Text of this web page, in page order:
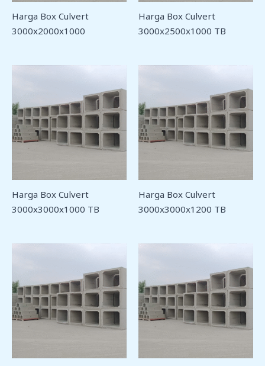
Harga Box Culvert
3000x2000x1000
Harga Box Culvert
3000x2500x1000 TB
Harga Box Culvert
3000x3000x1000 TB
Harga Box Culvert
3000x3000x1200 TB